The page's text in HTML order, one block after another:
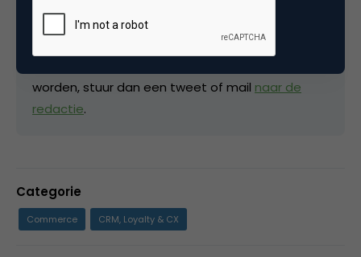
Onder deze gastblogaccount schrijven auteurs
die geen blogger zijn van Marketingfacts. Heb jij
worden, stuur dan een tweet of mail naar de
redactie.
Categorie
Commerce CRM, Loyalty & CX